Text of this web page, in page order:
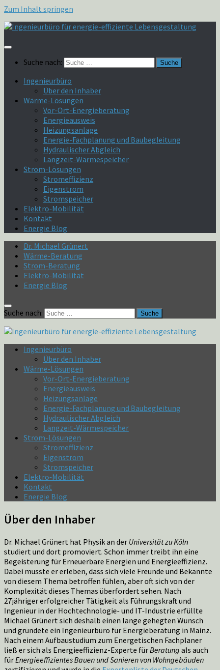
Zum Inhalt springen
Suche nach:
Ingenieurbüro
Über den Inhaber
Wärme-Lösungen
Vor-Ort-Energieberatung
Energieausweis
Heizungsanlage
Energie-Fachplanung und Baubegleitung
Hydraulischer Abgleich
Langzeit-Wärmespeicher
Strom-Lösungen
Stromeffizienz
Eigenstrom
Stromspeicher
Elektro-Mobilität
Kontakt
Energie Blog
Dr. Michael Grünert
Wärme-Beratung
Strom-Beratung
Elektro-Mobilität
Energie Blog
Suche nach:
Ingenieurbüro
Über den Inhaber
Wärme-Lösungen
Vor-Ort-Energieberatung
Energieausweis
Heizungsanlage
Energie-Fachplanung und Baubegleitung
Hydraulischer Abgleich
Langzeit-Wärmespeicher
Strom-Lösungen
Stromeffizienz
Eigenstrom
Stromspeicher
Elektro-Mobilität
Kontakt
Energie Blog
Über den Inhaber
Dr. Michael Grünert hat Physik an der Universität zu Köln
studiert und dort promoviert. Schon immer treibt ihn eine
Begeisterung für Erneuerbare Energien und Energieeffizienz.
Dabei musste er erleben, dass sich viele Freunde und Bekannte
von diesem Thema betroffen fühlen, aber oft sich von der
Komplexität dieses Themas überfordert sehen. Nach
27jähriger erfolgreicher Tätigkeit als Führungskraft und
Ingenieur in der Hochtechnologie- und IT-Industrie erfüllte
Michael Grünert sich deshalb einen lange gehegten Wunsch
und gründete ein Ingenieurbüro für Energieberatung in Mainz.
Nach einem Aufbaustudium zum Energetischen Fachplaner
ließ er sich als Energieeffizienz-Experte fürBeratung als auch
fürEnergieeffizientes Bauen und Sanieren von Wohngebäuden